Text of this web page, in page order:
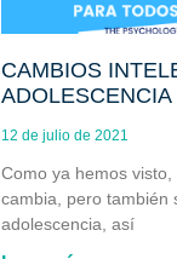
CAMBIOS
ADOLESCENCIA
12 de julio de 2021
Como ya hemos
cambia, pero también
adolescencia, así